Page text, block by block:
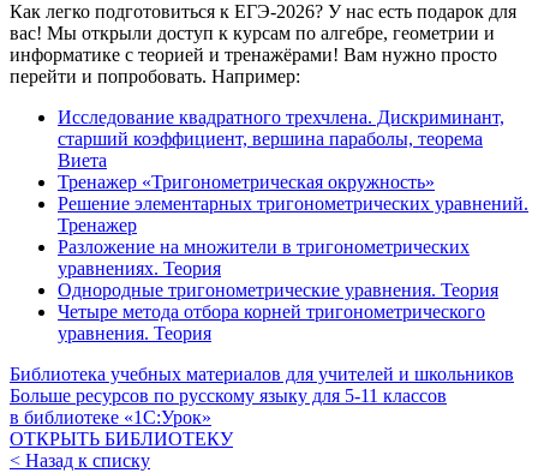
Как легко подготовиться к ЕГЭ-2026? У нас есть подарок для
вас! Мы открыли доступ к курсам по алгебре, геометрии и
информатике с теорией и тренажёрами! Вам нужно просто
перейти и попробовать. Например:
Исследование квадратного трехчлена. Дискриминант,
старший коэффициент, вершина параболы, теорема
Виета
Тренажер «Тригонометрическая окружность»
Решение элементарных тригонометрических уравнений.
Тренажер
Разложение на множители в тригонометрических
уравнениях. Теория
Однородные тригонометрические уравнения. Теория
Четыре метода отбора корней тригонометрического
уравнения. Теория
Библиотека учебных материалов для учителей и школьников
Больше ресурсов по русскому языку для 5-11 классов
в библиотеке «1С:Урок»
ОТКРЫТЬ БИБЛИОТЕКУ
< Назад к списку